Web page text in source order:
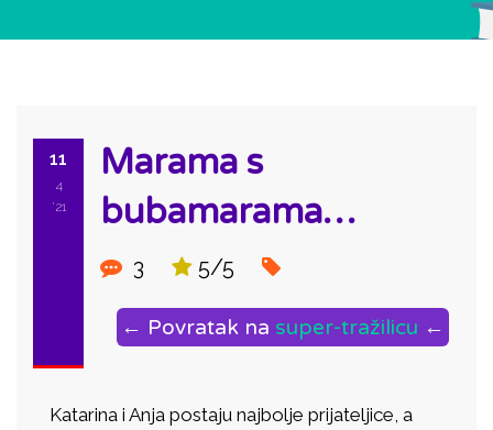
11
4
'21
Marama s
bubamarama…
3 5/5
← Povratak na super-tražilicu ←
Katarina i Anja postaju najbolje prijateljice, a